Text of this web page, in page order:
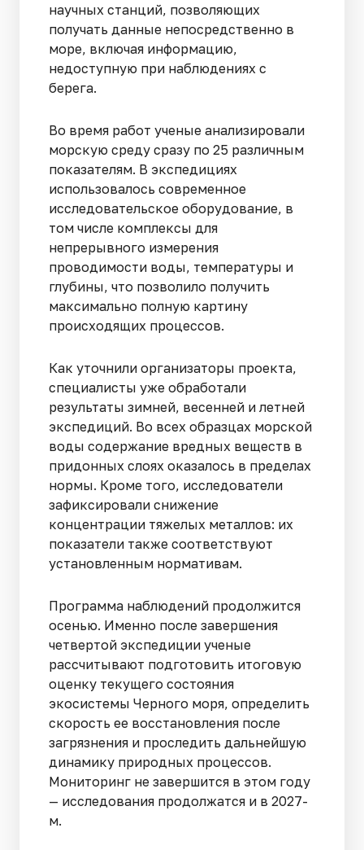
научных станций, позволяющих
получать данные непосредственно в
море, включая информацию,
недоступную при наблюдениях с
берега.
Во время работ ученые анализировали
морскую среду сразу по 25 различным
показателям. В экспедициях
использовалось современное
исследовательское оборудование, в
том числе комплексы для
непрерывного измерения
проводимости воды, температуры и
глубины, что позволило получить
максимально полную картину
происходящих процессов.
Как уточнили организаторы проекта,
специалисты уже обработали
результаты зимней, весенней и летней
экспедиций. Во всех образцах морской
воды содержание вредных веществ в
придонных слоях оказалось в пределах
нормы. Кроме того, исследователи
зафиксировали снижение
концентрации тяжелых металлов: их
показатели также соответствуют
установленным нормативам.
Программа наблюдений продолжится
осенью. Именно после завершения
четвертой экспедиции ученые
рассчитывают подготовить итоговую
оценку текущего состояния
экосистемы Черного моря, определить
скорость ее восстановления после
загрязнения и проследить дальнейшую
динамику природных процессов.
Мониторинг не завершится в этом году
— исследования продолжатся и в 2027-
м.